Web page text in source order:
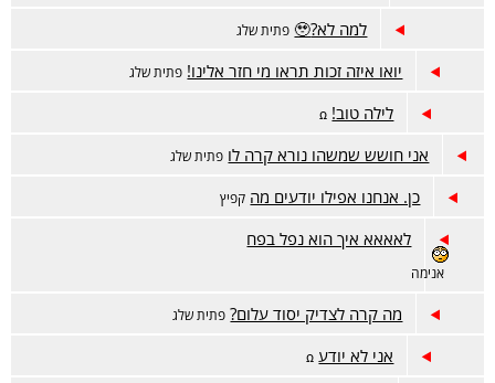
למה לא?🥹 פתית שלג
יואו איזה זכות תראו מי חזר אלינו! פתית שלג
לילה טוב! ꭥ
אני חושש שמשהו נורא קרה לו פתית שלג
כן. אנחנו אפילו יודעים מה קפיץ
לאאאא איך הוא נפל בפח
אנימה
מה קרה לצדיק יסוד עלום? פתית שלג
אני לא יודע ꭥ